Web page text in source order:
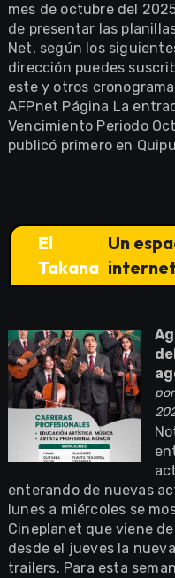
mes de octubre del
de presentar las
Net, según los
dirección puedes
este y otros
AFPnet Página La
Vencimiento Periodo
publicó primero en
El
Takana
Un
por
enterando de nuevas
lunes a miércoles se
Cineplanet que viene
desde el jueves la
trailers. Para esta